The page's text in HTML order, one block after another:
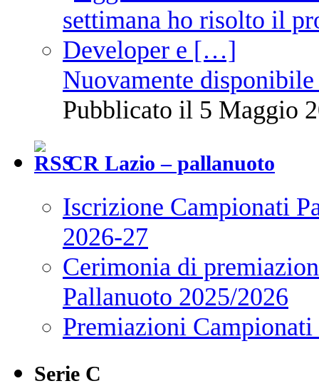
Nuovamente
Pubblicato il 5 Maggio
CR Lazio – pallanuoto
Iscrizione Campionati
2026-27
Cerimonia di
Pallanuoto 2025/2026
Premiazioni
Serie C